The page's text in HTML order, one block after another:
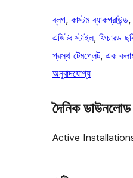
ব্লগ, কাস্টম ব্যাকগ্রাউন্ড,
এডিটর স্টাইল, ফিচারড
প্রস্থ টেমপ্লেট, এক
অনুবাদযোগ্য
দৈনিক ডাউনলোড
Active